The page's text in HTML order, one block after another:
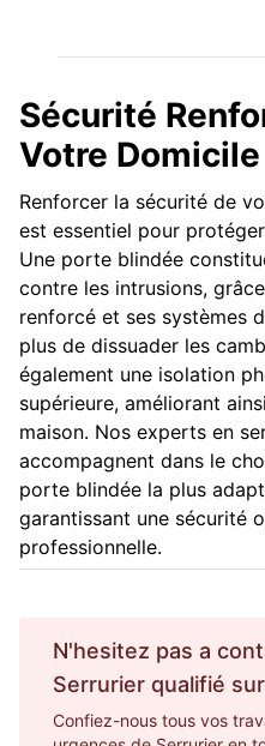
Sécurité
Votre
Renforcer la sécurité de
est essentiel pour
Une porte blindée
contre les intrusions,
renforcé et ses systèmes
plus de dissuader les
également une isolation
supérieure, améliorant
maison. Nos experts en
accompagnent dans le
porte blindée la plus
garantissant une sécurité
professionnelle.
N'hesitez pas a
Serrurier qualifié sur
Confiez-nous tous vos